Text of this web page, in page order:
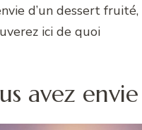
d’un dessert fruité,
ici de quoi
avez envie